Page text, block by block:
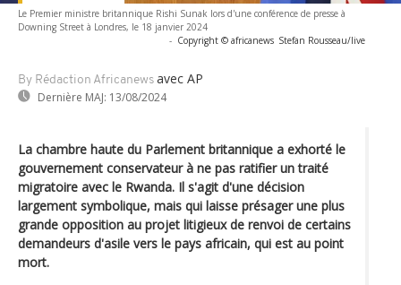
Le Premier ministre britannique Rishi Sunak lors d'une conférence de presse à
Downing Street à Londres, le 18 janvier 2024
- Copyright © africanews Stefan Rousseau/live
By Rédaction Africanews avec AP
Dernière MAJ: 13/08/2024
La chambre haute du Parlement britannique a exhorté le
gouvernement conservateur à ne pas ratifier un traité
migratoire avec le Rwanda. Il s'agit d'une décision
largement symbolique, mais qui laisse présager une plus
grande opposition au projet litigieux de renvoi de certains
demandeurs d'asile vers le pays africain, qui est au point
mort.